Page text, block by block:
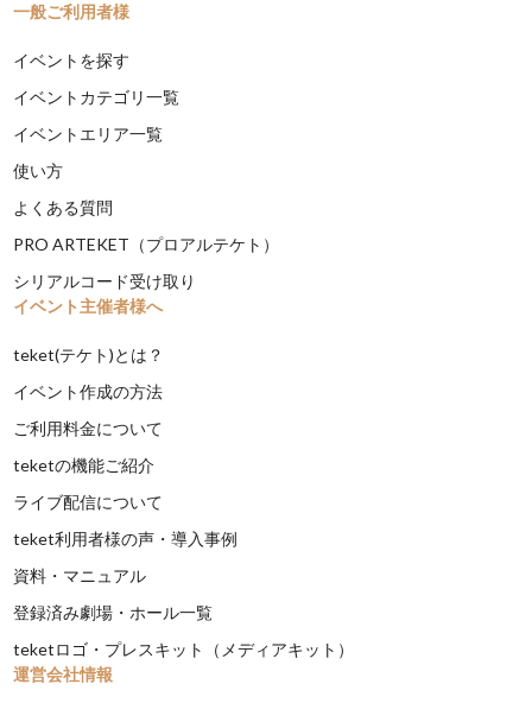
一般ご利用者様
イベントを探す
イベントカテゴリ一覧
イベントエリア一覧
使い方
よくある質問
PRO ARTEKET（プロアルテケト）
シリアルコード受け取り
イベント主催者様へ
teket(テケト)とは？
イベント作成の方法
ご利用料金について
teketの機能ご紹介
ライブ配信について
teket利用者様の声・導入事例
資料・マニュアル
登録済み劇場・ホール一覧
teketロゴ・プレスキット（メディアキット）
運営会社情報